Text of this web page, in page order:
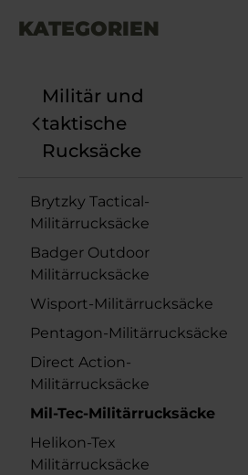
KATEGORIEN
Militär und
taktische
Rucksäcke
Brytzky Tactical-
Militärrucksäcke
Badger Outdoor
Militärrucksäcke
Wisport-Militärrucksäcke
Pentagon-Militärrucksäcke
Direct Action-
Militärrucksäcke
Mil-Tec-Militärrucksäcke
Helikon-Tex
Militärrucksäcke